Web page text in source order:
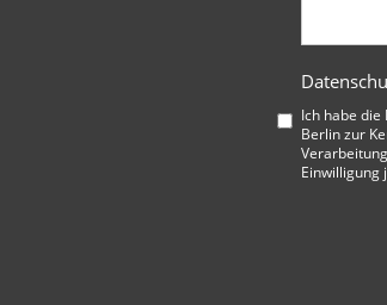
Ich habe die
Berlinzur
Einwilligung